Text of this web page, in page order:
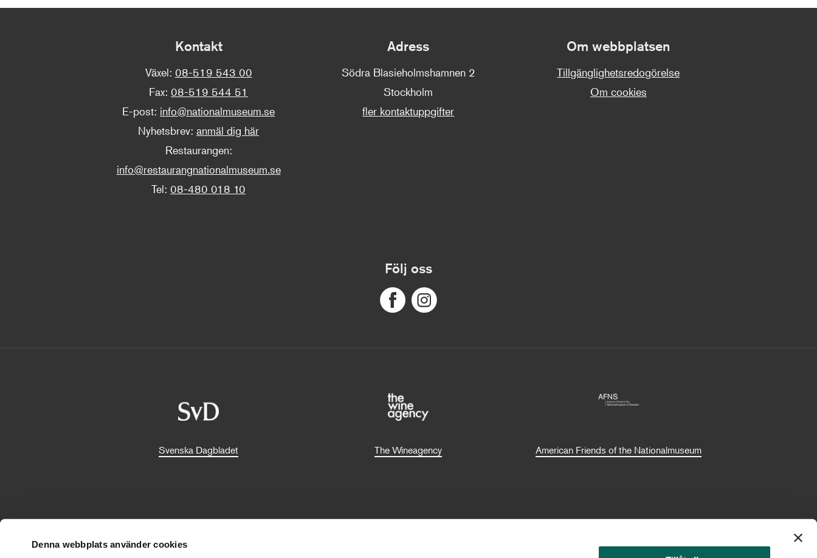
Denna webbplats använder cookies
Kontakt
Växel: 08-519 543 00
Fax: 08-519 544 51
E-post: info@nationalmuseum.se
Nyhetsbrev:anmäl dig här
Restaurangen:
info@restaurangnationalmuseum.se
Tel: 08-480 018 10
Adress
Södra Blasieholmshamnen 2
Stockholm
fler kontaktuppgifter
Om webbplatsen
Tillgänglighetsredogörelse
Om cookies
Följ oss
Svenska Dagbladet The Wineagency American Friends of the Nationalmuseum